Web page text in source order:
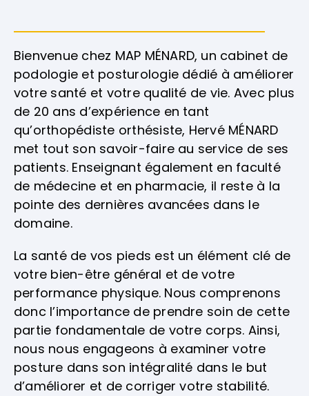
Bienvenue chez MAP MÉNARD, un cabinet de
podologie et posturologie dédié à améliorer
votre santé et votre qualité de vie. Avec plus
de 20 ans d’expérience en tant
qu’orthopédiste orthésiste, Hervé MÉNARD
met tout son savoir-faire au service de ses
patients. Enseignant également en faculté
de médecine et en pharmacie, il reste à la
pointe des dernières avancées dans le
domaine.
La santé de vos pieds est un élément clé de
votre bien-être général et de votre
performance physique. Nous comprenons
donc l’importance de prendre soin de cette
partie fondamentale de votre corps. Ainsi,
nous nous engageons à examiner votre
posture dans son intégralité dans le but
d’améliorer et de corriger votre stabilité.